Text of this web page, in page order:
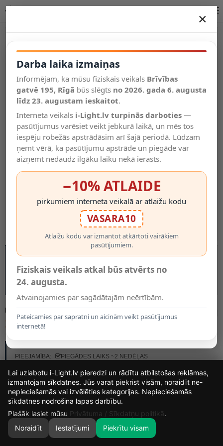
Salīdzināt
Vēlmju
saraksts
Valodas
0
MODELIS:
126.00€
PIEEJAMĪBA:
PIEGĀDES LAIKS ~2 NEDĒĻAS
×
Darba laika izmaiņas
Informējam, ka mūsu fiziskais veikals Brīvības
gatvē 195, Rīgā būs slēgts no 2026. gada 6. augusta
līdz 23. augustam ieskaitot.
Interneta veikals i-Light.lv turpinās darboties —
pasūtījumus varēsiet veikt jebkurā laikā, un mēs tos
iespēju robežās apstrādāsim arī šajā periodā. Lūdzam
ņemt vērā, ka pasūtījumu apstrāde un piegāde var
aizņemt nedaudz ilgāku laiku nekā ierasts.
−10% ATLAIDE
pirkumiem interneta veikalā ar atlaižu kodu
VASARA10
Atlaižu kodu var izmantot atkārtoti vairākiem
pasūtījumiem.
Fiziskais veikals atkal būs atvērts no
24. augusta.
Atvainojamies par sagādātajām neērtībām.
Pateicamies par sapratni un aicinām veikt pasūtījumus
internetā!
16
DIENAS
18
STUNDAS
34
MIN.
6
Lai uzlabotu i-Light.lv pieredzi un rādītu atbilstošas reklāmas,
izmantojam sīkdatnes. Jūs varat piekrist visām, noraidīt ne-
nepieciešamās vai izvēlēties kategorijas. Nepieciešamās
sīkdatnes nodrošina lapas darbību.
Plašāk lasiet mūsu Privātuma / Sīkdatņu politikā.
Noraidīt
Iestatījumi Piekrītu visam